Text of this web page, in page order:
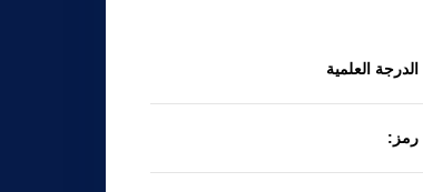
الدرجة العلمية
رمز: